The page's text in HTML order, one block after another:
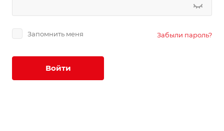
Запомнить меня Забыли пароль?
Войти